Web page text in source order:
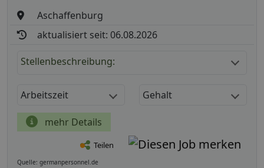
Aschaffenburg
aktualisiert seit: 06.08.2026
Stellenbeschreibung:
Arbeitszeit Gehalt
mehr Details
Teilen
Quelle: germanpersonnel.de